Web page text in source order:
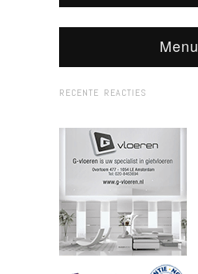
Menu
RECENTE REACTIES